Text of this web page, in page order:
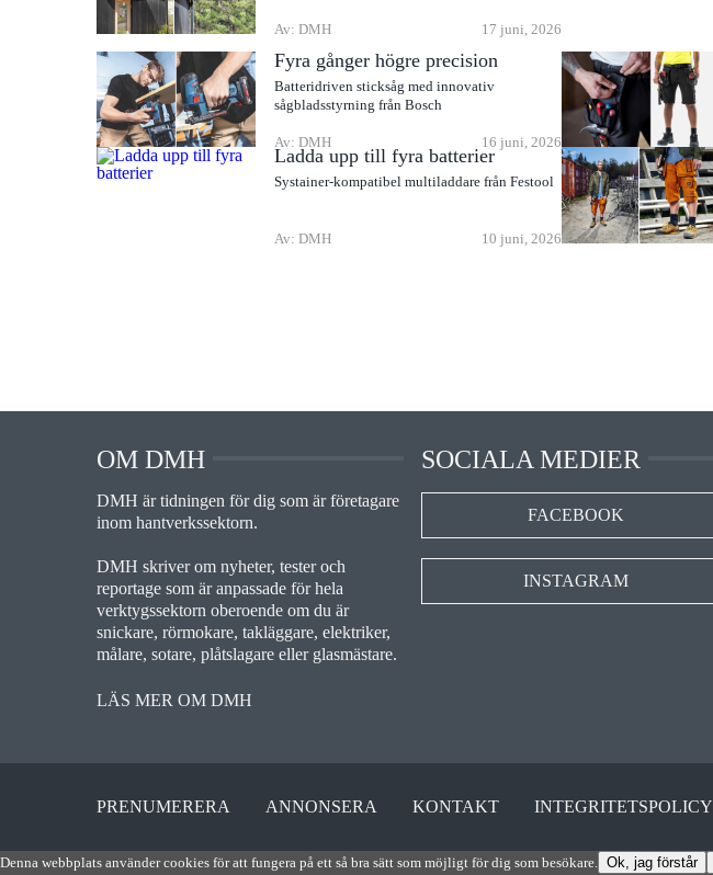
Av: DMH 17 juni, 2026
Fyra gånger högre precision
Batteridriven sticksåg med innovativ
sågbladsstyrning från Bosch
Av: DMH 16 juni, 2026
Ladda upp till fyra batterier
Systainer-kompatibel multiladdare från Festool
Av: DMH 10 juni, 2026
OM DMH
DMH är tidningen för dig som är företagare
inom hantverkssektorn.
DMH skriver om nyheter, tester och
reportage som är anpassade för hela
verktygssektorn oberoende om du är
snickare, rörmokare, takläggare, elektriker,
målare, sotare, plåtslagare eller glasmästare.
LÄS MER OM DMH
SOCIALA MEDIER
FACEBOOK
INSTAGRAM
PRENUMERERA ANNONSERA KONTAKT INTEGRITETSPOLICY
Denna webbplats använder cookies för att fungera på ett så bra sätt som möjligt för dig som besökare. Ok, jag förstår